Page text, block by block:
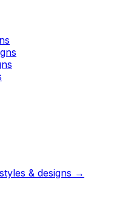
& designs →